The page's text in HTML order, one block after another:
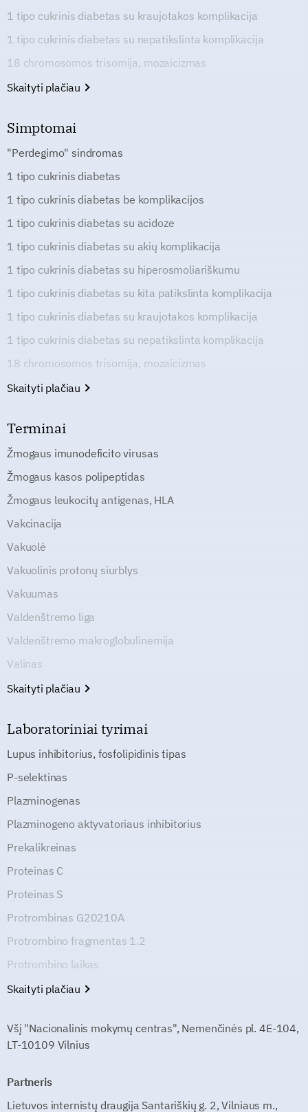
1 tipo cukrinis diabetas su kraujotakos komplikacija
1 tipo cukrinis diabetas su nepatikslinta komplikacija
18 chromosomos trisomija, mozaicizmas
Skaityti plačiau
Simptomai
"Perdegimo" sindromas
1 tipo cukrinis diabetas
1 tipo cukrinis diabetas be komplikacijos
1 tipo cukrinis diabetas su acidoze
1 tipo cukrinis diabetas su akių komplikacija
1 tipo cukrinis diabetas su hiperosmoliariškumu
1 tipo cukrinis diabetas su kita patikslinta komplikacija
1 tipo cukrinis diabetas su kraujotakos komplikacija
1 tipo cukrinis diabetas su nepatikslinta komplikacija
18 chromosomos trisomija, mozaicizmas
Skaityti plačiau
Terminai
Žmogaus imunodeficito virusas
Žmogaus kasos polipeptidas
Žmogaus leukocitų antigenas, HLA
Vakcinacija
Vakuolė
Vakuolinis protonų siurblys
Vakuumas
Valdenštremo liga
Valdenštremo makroglobulinemija
Valinas
Skaityti plačiau
Laboratoriniai tyrimai
Lupus inhibitorius, fosfolipidinis tipas
P-selektinas
Plazminogenas
Plazminogeno aktyvatoriaus inhibitorius
Prekalikreinas
Proteinas C
Proteinas S
Protrombinas G20210A
Protrombino fragmentas 1.2
Protrombino laikas
Skaityti plačiau
Všį "Nacionalinis mokymų centras", Nemenčinės pl. 4E-104,
LT-10109 Vilnius
Partneris
Lietuvos internistų draugija Santariškių g. 2, Vilniaus m.,